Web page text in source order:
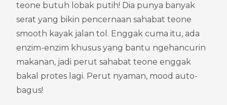
teone butuh lobak putih! Dia punya banyak
serat yang bikin pencernaan sahabat teone
smooth kayak jalan tol. Enggak cuma itu, ada
enzim-enzim khusus yang bantu ngehancurin
makanan, jadi perut sahabat teone enggak
bakal protes lagi. Perut nyaman, mood auto-
bagus!